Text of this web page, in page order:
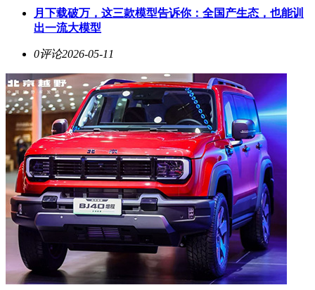
月下载破万，这三款模型告诉你：全国产生态，也能训
出一流大模型
0评论2026-05-11